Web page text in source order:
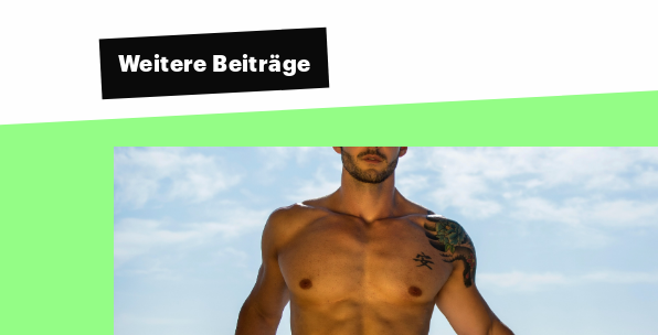
Weitere Beiträge